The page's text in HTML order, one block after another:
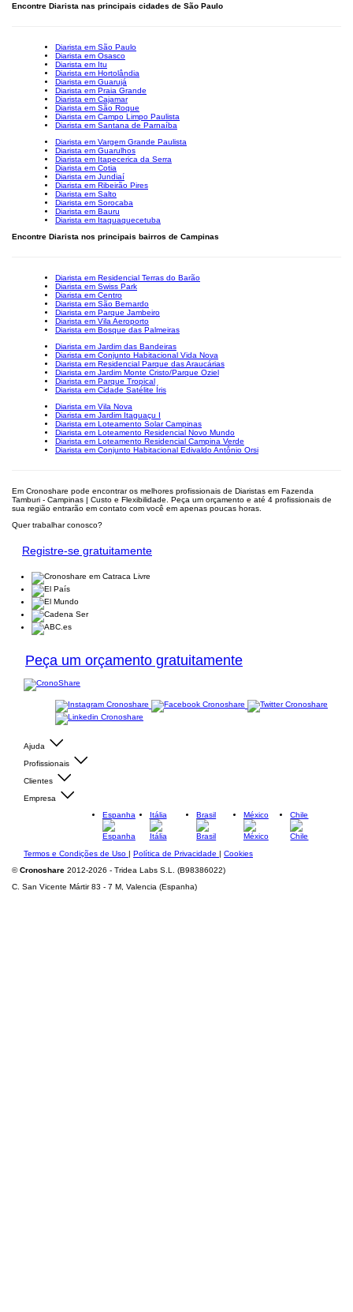
Encontre Diarista nas principais cidades de São Paulo
Diarista em São Paulo
Diarista em Osasco
Diarista em Itu
Diarista em Hortolândia
Diarista em Guarujá
Diarista em Praia Grande
Diarista em Cajamar
Diarista em São Roque
Diarista em Campo Limpo Paulista
Diarista em Santana de Parnaíba
Diarista em Vargem Grande Paulista
Diarista em Guarulhos
Diarista em Itapecerica da Serra
Diarista em Cotia
Diarista em Jundiaí
Diarista em Ribeirão Pires
Diarista em Salto
Diarista em Sorocaba
Diarista em Bauru
Diarista em Itaquaquecetuba
Encontre Diarista nos principais bairros de Campinas
Diarista em Residencial Terras do Barão
Diarista em Swiss Park
Diarista em Centro
Diarista em São Bernardo
Diarista em Parque Jambeiro
Diarista em Vila Aeroporto
Diarista em Bosque das Palmeiras
Diarista em Jardim das Bandeiras
Diarista em Conjunto Habitacional Vida Nova
Diarista em Residencial Parque das Araucárias
Diarista em Jardim Monte Cristo/Parque Oziel
Diarista em Parque Tropical
Diarista em Cidade Satélite Íris
Diarista em Vila Nova
Diarista em Jardim Itaguaçu I
Diarista em Loteamento Solar Campinas
Diarista em Loteamento Residencial Novo Mundo
Diarista em Loteamento Residencial Campina Verde
Diarista em Conjunto Habitacional Edivaldo Antônio Orsi
Em Cronoshare pode encontrar os melhores profissionais de Diaristas em Fazenda
Tamburi - Campinas | Custo e Flexibilidade. Peça um orçamento e até 4 profissionais de
sua região entrarão em contato com você em apenas poucas horas.
Quer trabalhar conosco?
Registre-se gratuitamente
Peça um orçamento gratuitamente
Ajuda
Profissionais
Clientes
Empresa
Espanha
Itália Brasil México Chile
Termos e Condições de Uso | Política de Privacidade | Cookies
©Cronoshare 2012-2026 - Tridea Labs S.L. (B98386022)
C. San Vicente Mártir 83 - 7 M, Valencia (Espanha)